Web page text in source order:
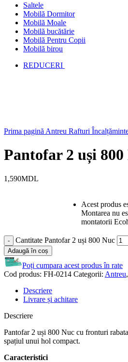
Saltele
Mobilă Dormitor
Mobilă Moale
Mobilă bucătărie
Mobilă Pentru Copii
Mobilă birou
REDUCERI
Prima pagină Antreu Rafturi
Pantofar 2 uși 800
1,590MDL
Acest produs
Montarea nu
montatorii
Cantitate Pantofar 2 uși 800 Nuc
Adaugă în coș
Poți cumpara acest produs în rate
Cod produs: FH-0214 Categorii: Antreu,
Descriere
Livrare și achitare
Descriere
Pantofar 2 uși 800 Nuc cu fronturi
spațiul unui hol compact.
Caracteristici